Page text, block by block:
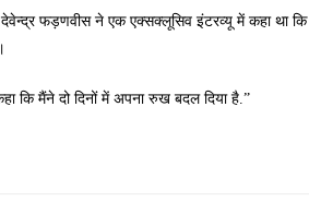
फड़णवीस ने एक एक्सक्लूसिव इंटरव्यू में कहा था कि
कि मैंने दो दिनों में अपना रुख बदल दिया है.”